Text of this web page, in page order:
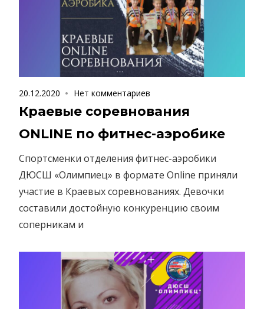
20.12.2020 Нет комментариев
Краевые соревнования
ONLINE по фитнес-аэробике
Спортсменки отделения фитнес-аэробики
ДЮСШ «Олимпиец» в формате Online приняли
участие в Краевых соревнованиях. Девочки
составили достойную конкуренцию своим
соперникам и